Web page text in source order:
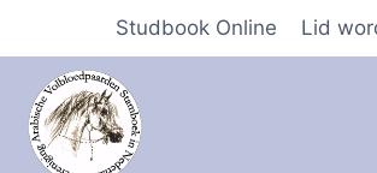
inhoud
Studbook Online Lid